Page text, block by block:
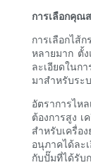
การเลือกคุณ
การเลือกไส้
หลายมาก ตั้
ละเอียดในก
มาสำหรับระ
อัตราการไห
ต้องการสูง เ
สำหรับเครื่อ
อนุภาคได้ละ
กับปั๊มที่ได้รับ